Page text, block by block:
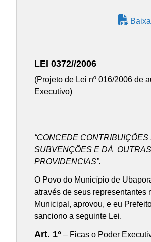
LEI 0372//2006
(Projeto de Lei nº 016/2006 de
Executivo)
“CONCEDE CONTRIBUIÇÕES
SUBVENÇÕES E DÁ OUTRAS
PROVIDENCIAS”.
O Povo do Município de
através de seus representantes
Municipal, aprovou, e eu
sanciono a seguinte Lei.
Art. 1° – Ficas o Poder